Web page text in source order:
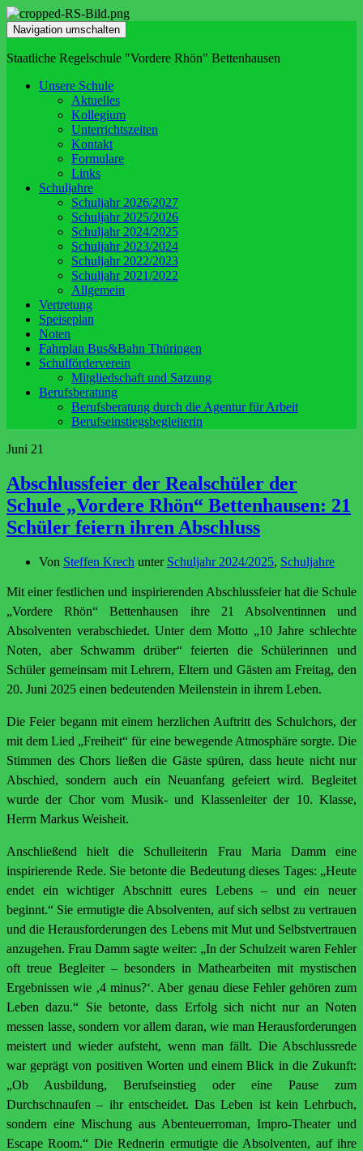
Navigation umschalten
Staatliche Regelschule "Vordere Rhön" Bettenhausen
Unsere Schule
Aktuelles
Kollegium
Unterrichtszeiten
Kontakt
Formulare
Links
Schuljahre
Schuljahr 2026/2027
Schuljahr 2025/2026
Schuljahr 2024/2025
Schuljahr 2023/2024
Schuljahr 2022/2023
Schuljahr 2021/2022
Allgemein
Vertretung
Speiseplan
Noten
Fahrplan Bus&Bahn Thüringen
Schulförderverein
Mitgliedschaft und Satzung
Berufsberatung
Berufsberatung durch die Agentur für Arbeit
Berufseinstiegsbegleiterin
Juni 21
Abschlussfeier der Realschüler der
Schule „Vordere Rhön“ Bettenhausen: 21
Schüler feiern ihren Abschluss
Von Steffen Krech unter Schuljahr 2024/2025, Schuljahre
Mit einer festlichen und inspirierenden Abschlussfeier hat die Schule
„Vordere Rhön“ Bettenhausen ihre 21 Absolventinnen und
Absolventen verabschiedet. Unter dem Motto „10 Jahre schlechte
Noten, aber Schwamm drüber“ feierten die Schülerinnen und
Schüler gemeinsam mit Lehrern, Eltern und Gästen am Freitag, den
20. Juni 2025 einen bedeutenden Meilenstein in ihrem Leben.
Die Feier begann mit einem herzlichen Auftritt des Schulchors, der
mit dem Lied „Freiheit“ für eine bewegende Atmosphäre sorgte. Die
Stimmen des Chors ließen die Gäste spüren, dass heute nicht nur
Abschied, sondern auch ein Neuanfang gefeiert wird. Begleitet
wurde der Chor vom Musik- und Klassenleiter der 10. Klasse,
Herrn Markus Weisheit.
Anschließend hielt die Schulleiterin Frau Maria Damm eine
inspirierende Rede. Sie betonte die Bedeutung dieses Tages: „Heute
endet ein wichtiger Abschnitt eures Lebens – und ein neuer
beginnt.“ Sie ermutigte die Absolventen, auf sich selbst zu vertrauen
und die Herausforderungen des Lebens mit Mut und Selbstvertrauen
anzugehen. Frau Damm sagte weiter: „In der Schulzeit waren Fehler
oft treue Begleiter – besonders in Mathearbeiten mit mystischen
Ergebnissen wie ‚4 minus?‘. Aber genau diese Fehler gehören zum
Leben dazu.“ Sie betonte, dass Erfolg sich nicht nur an Noten
messen lasse, sondern vor allem daran, wie man Herausforderungen
meistert und wieder aufsteht, wenn man fällt. Die Abschlussrede
war geprägt von positiven Worten und einem Blick in die Zukunft:
„Ob Ausbildung, Berufseinstieg oder eine Pause zum
Durchschnaufen – ihr entscheidet. Das Leben ist kein Lehrbuch,
sondern eine Mischung aus Abenteuerroman, Impro-Theater und
Escape Room.“ Die Rednerin ermutigte die Absolventen, auf ihre